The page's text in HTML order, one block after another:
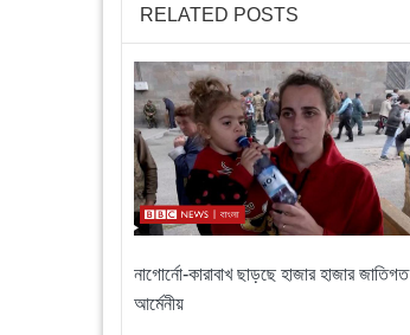
RELATED POSTS
নাগোর্নো-কারাবাখ ছাড়ছে হাজার হাজার জাতিগত
আর্মেনীয়